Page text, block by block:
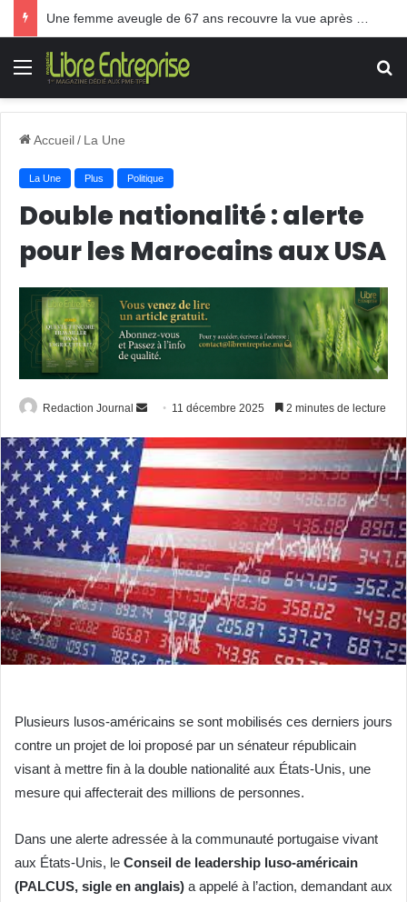
Menu
Accueil/ La Une
La Une Plus Politique
Double nationalité : alerte
pour les Marocains aux USA
Redaction Journal
Envoyer
courriel
11 décembre 2025 2 minutes de lecture
Plusieurs lusos-américains se sont mobilisés ces derniers jours
contre un projet de loi proposé par un sénateur républicain
visant à mettre fin à la double nationalité aux États-Unis, une
mesure qui affecterait des millions de personnes.
Dans une alerte adressée à la communauté portugaise vivant
aux États-Unis, le Conseil de leadership luso-américain
(PALCUS, sigle en anglais) a appelé à l’action, demandant aux